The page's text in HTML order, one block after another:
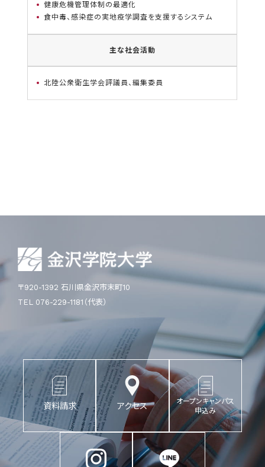
健康危機管理体制の最適化
食中毒、感染症の実地疫学調査を支援するシステム
主な社会活動
北陸公衆衛生学会評議員、編集委員
〒920-1392 石川県金沢市末町10
TEL 076-229-1181（代表）
資料請求 アクセス
オープンキャンパス
申込み